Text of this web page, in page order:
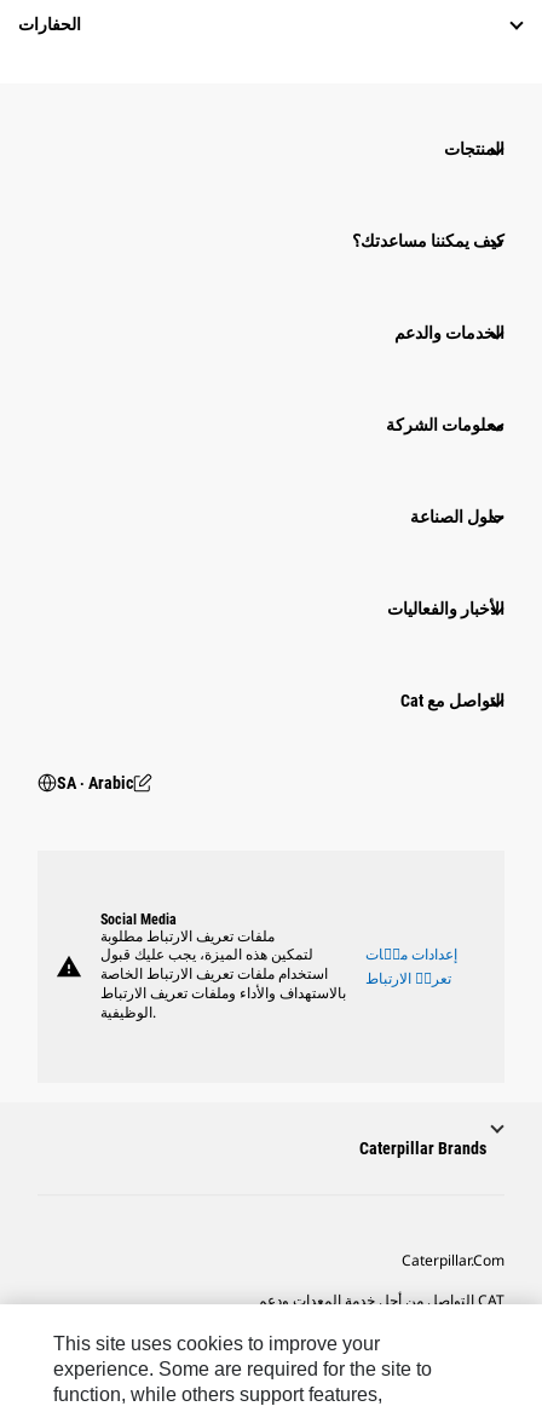
الحفارات
المنتجات
كيف يمكننا مساعدتك؟
الخدمات والدعم
معلومات الشركة
حلول الصناعة
الأخبار والفعاليات
التواصل مع Cat
SA ‧ Arabic
warning
Social Media
ملفات تعريف الارتباط مطلوبة
لتمكين هذه الميزة، يجب عليك قبول
استخدام ملفات تعريف الارتباط الخاصة
بالاستهداف والأداء وملفات تعريف الارتباط
الوظيفية.
إعدادات ملٝات
تعريٝ الارتباط
Caterpillar Brands
Caterpillar.com
CAT التواصل من أجل خدمة المعدات ودعم
تفضيلات التسويق الخاصة بي
خريطة الموقع
This site uses cookies to improve your
experience. Some are required for the site to
function, while others support features,